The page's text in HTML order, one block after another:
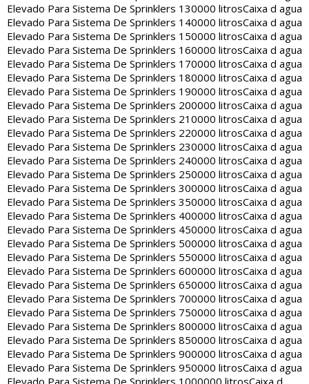
Elevado Para Sistema De Sprinklers 130000 litrosCaixa d agua
Elevado Para Sistema De Sprinklers 140000 litrosCaixa d agua
Elevado Para Sistema De Sprinklers 150000 litrosCaixa d agua
Elevado Para Sistema De Sprinklers 160000 litrosCaixa d agua
Elevado Para Sistema De Sprinklers 170000 litrosCaixa d agua
Elevado Para Sistema De Sprinklers 180000 litrosCaixa d agua
Elevado Para Sistema De Sprinklers 190000 litrosCaixa d agua
Elevado Para Sistema De Sprinklers 200000 litrosCaixa d agua
Elevado Para Sistema De Sprinklers 210000 litrosCaixa d agua
Elevado Para Sistema De Sprinklers 220000 litrosCaixa d agua
Elevado Para Sistema De Sprinklers 230000 litrosCaixa d agua
Elevado Para Sistema De Sprinklers 240000 litrosCaixa d agua
Elevado Para Sistema De Sprinklers 250000 litrosCaixa d agua
Elevado Para Sistema De Sprinklers 300000 litrosCaixa d agua
Elevado Para Sistema De Sprinklers 350000 litrosCaixa d agua
Elevado Para Sistema De Sprinklers 400000 litrosCaixa d agua
Elevado Para Sistema De Sprinklers 450000 litrosCaixa d agua
Elevado Para Sistema De Sprinklers 500000 litrosCaixa d agua
Elevado Para Sistema De Sprinklers 550000 litrosCaixa d agua
Elevado Para Sistema De Sprinklers 600000 litrosCaixa d agua
Elevado Para Sistema De Sprinklers 650000 litrosCaixa d agua
Elevado Para Sistema De Sprinklers 700000 litrosCaixa d agua
Elevado Para Sistema De Sprinklers 750000 litrosCaixa d agua
Elevado Para Sistema De Sprinklers 800000 litrosCaixa d agua
Elevado Para Sistema De Sprinklers 850000 litrosCaixa d agua
Elevado Para Sistema De Sprinklers 900000 litrosCaixa d agua
Elevado Para Sistema De Sprinklers 950000 litrosCaixa d agua